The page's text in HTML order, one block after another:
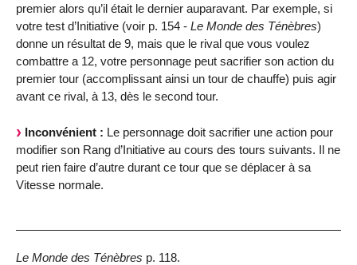
premier alors qu’il était le dernier auparavant. Par exemple, si
votre test d’Initiative (voir p. 154 - Le Monde des Ténèbres)
donne un résultat de 9, mais que le rival que vous voulez
combattre a 12, votre personnage peut sacrifier son action du
premier tour (accomplissant ainsi un tour de chauffe) puis agir
avant ce rival, à 13, dès le second tour.
Inconvénient : Le personnage doit sacrifier une action pour
modifier son Rang d’Initiative au cours des tours suivants. Il ne
peut rien faire d’autre durant ce tour que se déplacer à sa
Vitesse normale.
Le Monde des Ténèbres p. 118.